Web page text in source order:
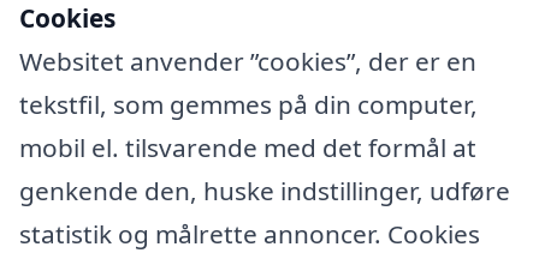
Cookies
Websitet anvender ”cookies”, der er en
tekstfil, som gemmes på din computer,
mobil el. tilsvarende med det formål at
genkende den, huske indstillinger, udføre
statistik og målrette annoncer. Cookies